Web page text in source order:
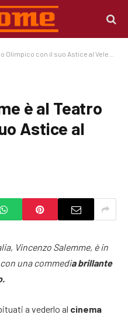
con il suo Astice al Veleno
è al Teatro
Astice al
Vincenzo Salemme, è in
una commedia brillante
a vederlo al cinema